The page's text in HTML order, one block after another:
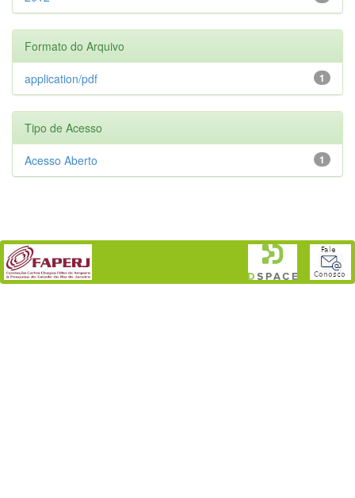
Formato do Arquivo
1
application/pdf
Tipo de Acesso
1
Acesso Aberto